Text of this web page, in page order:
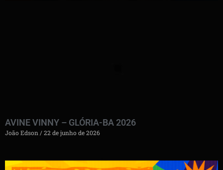
AVINE VINNY – GLÓRIA-BA 2026
João Edson 22 de junho de 2026